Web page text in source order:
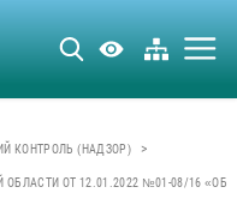
КОНТРОЛЬ (НАДЗОР) >
ОБЛАСТИ ОТ 12.01.2022 №01-08/16